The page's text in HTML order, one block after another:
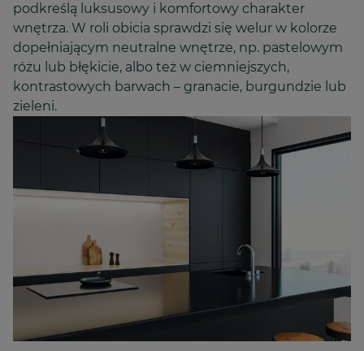
podkreślą luksusowy i komfortowy charakter
wnętrza. W roli obicia sprawdzi się welur w kolorze
dopełniającym neutralne wnętrze, np. pastelowym
różu lub błękicie, albo też w ciemniejszych,
kontrastowych barwach – granacie, burgundzie lub
zieleni.